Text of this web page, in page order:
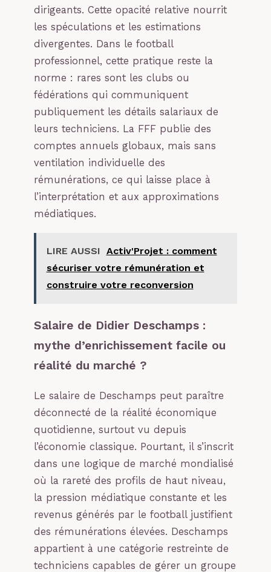
dirigeants. Cette opacité relative nourrit
les spéculations et les estimations
divergentes. Dans le football
professionnel, cette pratique reste la
norme : rares sont les clubs ou
fédérations qui communiquent
publiquement les détails salariaux de
leurs techniciens. La FFF publie des
comptes annuels globaux, mais sans
ventilation individuelle des
rémunérations, ce qui laisse place à
l’interprétation et aux approximations
médiatiques.
LIRE AUSSI Activ'Projet : comment
sécuriser votre rémunération et
construire votre reconversion
Salaire de Didier Deschamps :
mythe d’enrichissement facile ou
réalité du marché ?
Le salaire de Deschamps peut paraître
déconnecté de la réalité économique
quotidienne, surtout vu depuis
l’économie classique. Pourtant, il s’inscrit
dans une logique de marché mondialisé
où la rareté des profils de haut niveau,
la pression médiatique constante et les
revenus générés par le football justifient
des rémunérations élevées. Deschamps
appartient à une catégorie restreinte de
techniciens capables de gérer un groupe